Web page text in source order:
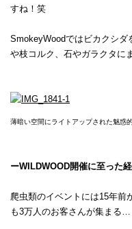
すね！笑
SmokeyWoodではビカクシダ
や枝コルク、石やガラクタに
薄暗い空間にライトアップされた魅惑
ーWILDWOOD開催に至った
爬虫類のイベントには15年前
も3万人のお客さんが集まる…